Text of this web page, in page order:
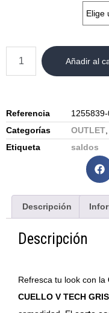
Añadir al
Referencia
Categorías
OUTLET,
Etiqueta
saldos
Descripción
Descripción
Refresca tu look con la
CUELLO V TECH GRIS